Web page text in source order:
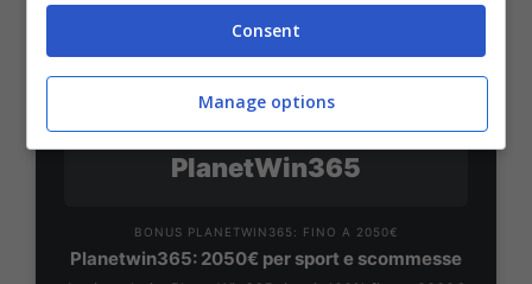
VERIFICA
Mostra Informazioni
PlanetWin365
BONUS PLANETWIN365: FINO A 2050€
Planetwin365: 2050€ per sport e scommesse
Consent
Manage options